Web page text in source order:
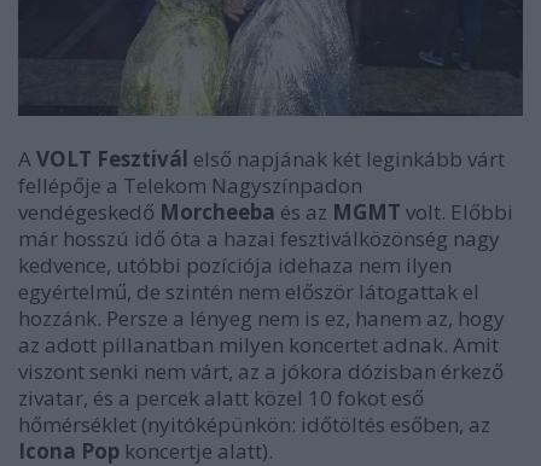
AVOLT Fesztivál első napjának két leginkább várt
fellépője a Telekom Nagyszínpadon
vendégeskedő Morcheeba és az MGMT volt. Előbbi
már hosszú idő óta a hazai fesztiválközönség nagy
kedvence, utóbbi pozíciója idehaza nem ilyen
egyértelmű, de szintén nem először látogattak el
hozzánk. Persze a lényeg nem is ez, hanem az, hogy
az adott pillanatban milyen koncertet adnak. Amit
viszont senki nem várt, az a jókora dózisban érkező
zivatar, és a percek alatt közel 10 fokot eső
hőmérséklet (nyitóképünkön: időtöltés esőben, az
Icona Pop koncertje alatt).